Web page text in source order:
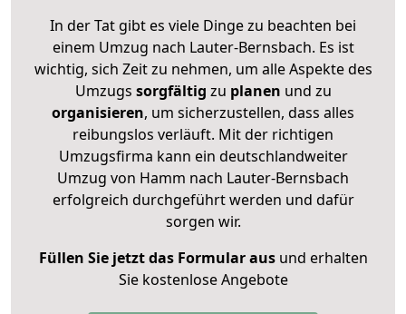
In der Tat gibt es viele Dinge zu beachten bei
einem Umzug nach Lauter-Bernsbach. Es ist
wichtig, sich Zeit zu nehmen, um alle Aspekte des
Umzugs sorgfältig zu planen und zu
organisieren, um sicherzustellen, dass alles
reibungslos verläuft. Mit der richtigen
Umzugsfirma kann ein deutschlandweiter
Umzug von Hamm nach Lauter-Bernsbach
erfolgreich durchgeführt werden und dafür
sorgen wir.
Füllen Sie jetzt das Formular ausund erhalten
Sie kostenlose Angebote